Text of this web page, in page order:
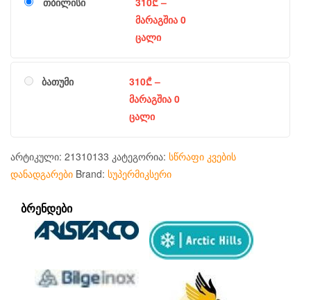
მარაგშია 0
ცალი
ბათუმი 310₾–
მარაგშია 0
ცალი
არტიკული: 21310133 კატეგორია: სწრაფი კვების
დანადგარები Brand: სუპერმიკსერი
ᲑᲠᲔᲜᲓᲔᲑᲘ